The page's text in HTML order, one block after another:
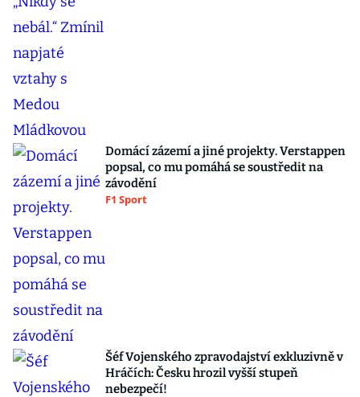
Domácí zázemí a jiné projekty. Verstappen
popsal, co mu pomáhá se soustředit na
závodění
F1 Sport
Šéf Vojenského zpravodajství exkluzivně v
Hráčích: Česku hrozil vyšší stupeň
nebezpečí!